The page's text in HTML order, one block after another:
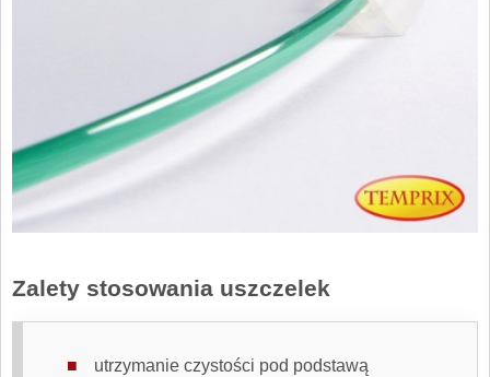
Zalety stosowania uszczelek
utrzymanie czystości pod podstawą